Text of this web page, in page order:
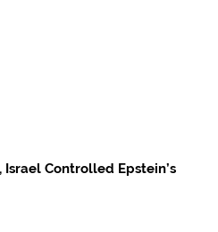
Controlled Epstein’s